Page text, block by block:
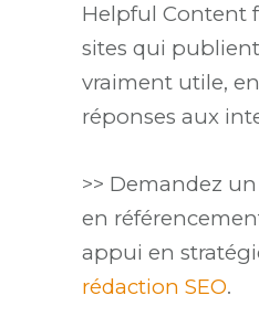
Helpful Content
sites qui
vraiment utile,
réponses aux
>> Demandez
en
appui en
rédaction SEO.